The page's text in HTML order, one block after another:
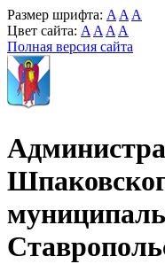
Размер шрифта: A A A
Цвет сайта: A A A A
Полная версия сайта